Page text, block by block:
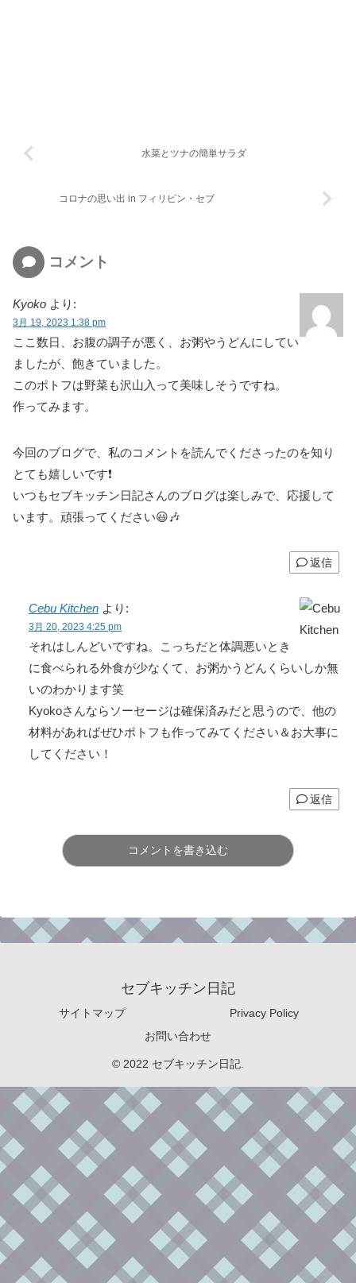
水菜とツナの簡単サラダ
コロナの思い出 in フィリピン・セブ
コメント
Kyoko より:
3月 19, 2023 1:38 pm
ここ数日、お腹の調子が悪く、お粥やうどんにしてい
ましたが、飽きていました。
このポトフは野菜も沢山入って美味しそうですね。
作ってみます。
今回のブログで、私のコメントを読んでくださったのを知り
とても嬉しいです❗
いつもセブキッチン日記さんのブログは楽しみで、応援して
います。頑張ってください😃🎶
返信
Cebu Kitchen より:
3月 20, 2023 4:25 pm
それはしんどいですね。こっちだと体調悪いとき
に食べられる外食が少なくて、お粥かうどんくらいしか無
いのわかります笑
Kyokoさんならソーセージは確保済みだと思うので、他の
材料があればぜひポトフも作ってみてください＆お大事に
してください！
返信
コメントを書き込む
セブキッチン日記
サイトマップ
Privacy Policy
お問い合わせ
© 2022 セブキッチン日記.